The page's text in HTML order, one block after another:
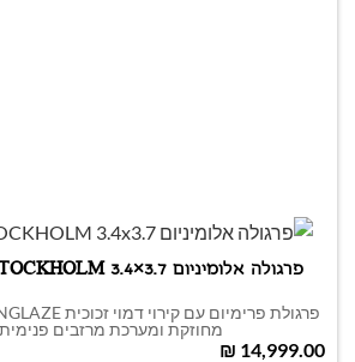
פרגולה אלומיניום STOCKHOLM 3.4×3.7 עם קירוי שקוף
מחוזקת ומערכת מרזבים
₪